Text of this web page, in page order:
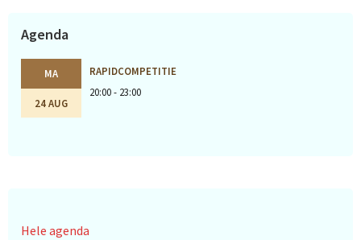
Agenda
MA
24 AUG
RAPIDCOMPETITIE
20:00 - 23:00
Hele agenda